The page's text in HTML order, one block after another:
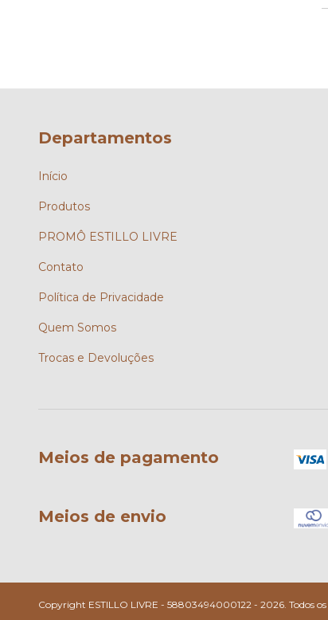
Departamentos
Início
Produtos
PROMÔ ESTILLO LIVRE
Contato
Política de Privacidade
Quem Somos
Trocas e Devoluções
Meios de pagamento
Meios de envio
Copyright ESTILLO LIVRE - 58803494000122 - 2026. Todos os